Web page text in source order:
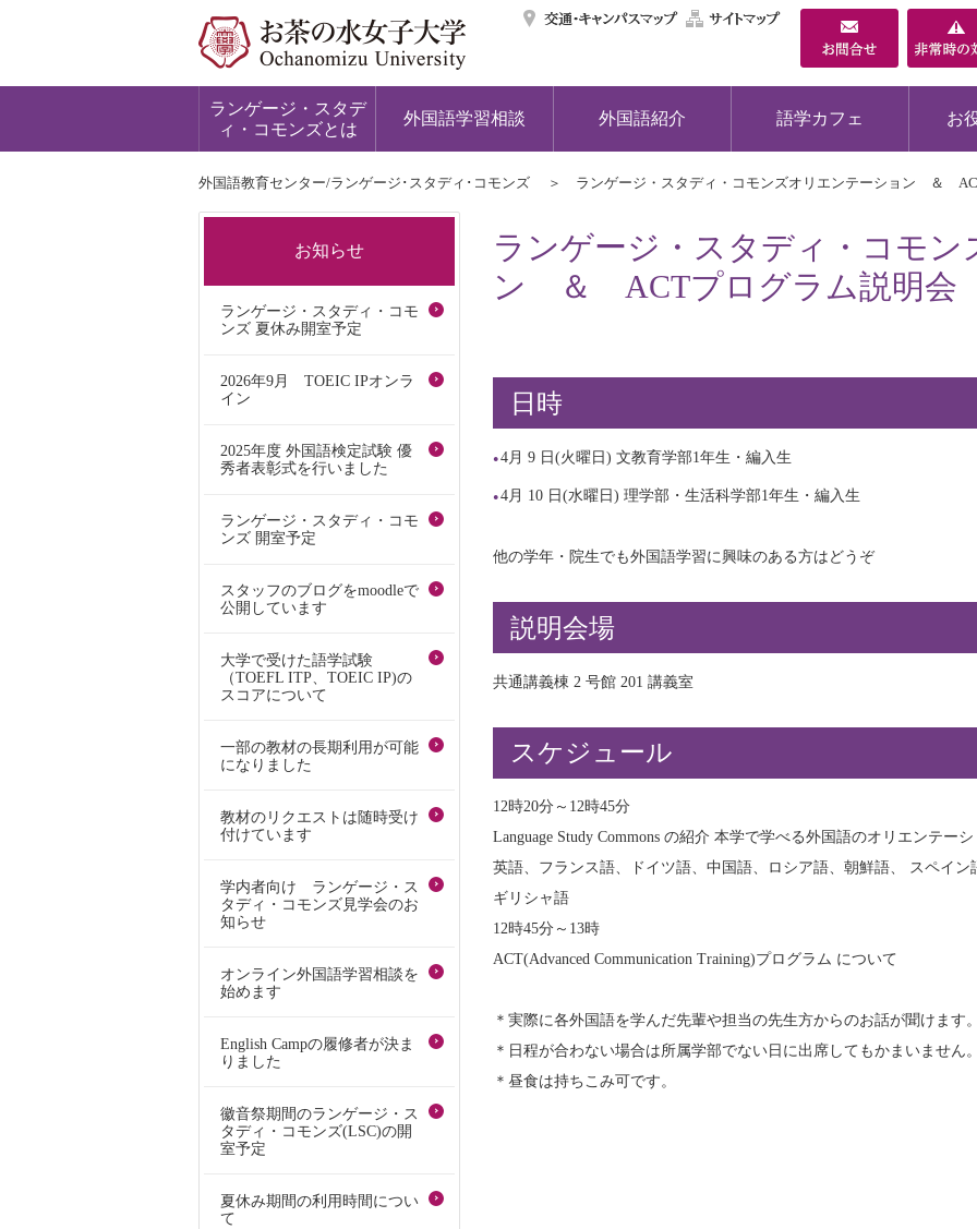
交通・キャンパス
サイトマップ
ランゲージ・スタデ
ィ・コモンズとは
外国語学習相談 外国語紹介 語学カフェ お
外国語教育センター/ランゲージ･スタディ･コモンズ ランゲージ・スタディ・コモンズオリエンテーション ＆
ランゲージ・スタディ・コモ
ン ＆ ACTプログラム説明会
日時
4月 9 日(火曜日) 文教育学部1年生・編入生
4月 10 日(水曜日) 理学部・生活科学部1年生・編入生
他の学年・院生でも外国語学習に興味のある方はどうぞ
説明会場
共通講義棟 2 号館 201 講義室
スケジュール
12時20分～12時45分
Language Study Commons の紹介 本学で学べる外国語のオリエンテー
英語、フランス語、ドイツ語、中国語、ロシア語、朝鮮語、 スペイ
ギリシャ語
12時45分～13時
ACT(Advanced Communication Training)プログラム について
＊実際に各外国語を学んだ先輩や担当の先生方からのお話が聞けます
＊日程が合わない場合は所属学部でない日に出席してもかまいません
＊昼食は持ちこみ可です。
お知らせ
ランゲージ・スタディ・コモ
ンズ 夏休み開室予定
2026年9月 TOEIC IPオンラ
イン
2025年度 外国語検定試験 優
秀者表彰式を行いました
ランゲージ・スタディ・コモ
ンズ 開室予定
スタッフのブログをmoodleで
公開しています
大学で受けた語学試験
（TOEFL ITP、TOEIC IP)の
スコアについて
一部の教材の長期利用が可能
になりました
教材のリクエストは随時受け
付けています
学内者向け ランゲージ・ス
タディ・コモンズ見学会のお
知らせ
オンライン外国語学習相談を
始めます
English Campの履修者が決ま
りました
徽音祭期間のランゲージ・ス
タディ・コモンズ(LSC)の開
室予定
夏休み期間の利用時間につい
て